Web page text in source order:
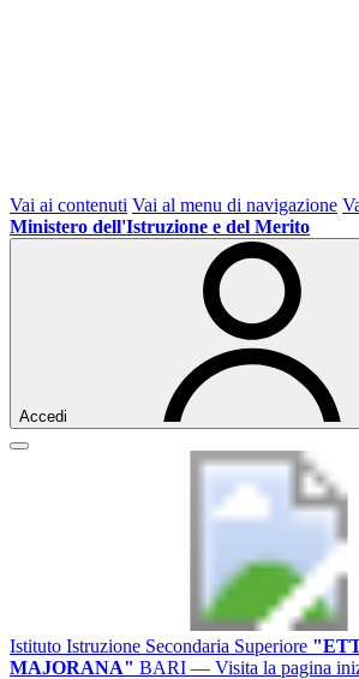
Vai ai contenuti Vai al menu di navigazione
Ministero dell'Istruzione e del Merito
Accedi
Istituto Istruzione Secondaria Superiore
MAJORANA" BARI — Visita la pagina